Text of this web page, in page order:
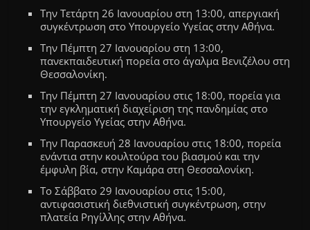
Την Τετάρτη 26 Ιανουαρίου στη 13:00, απεργιακή
συγκέντρωση στο Υπουργείο Υγείας στην Αθήνα.
Την Πέμπτη 27 Ιανουαρίου στη 13:00,
πανεκπαιδευτική πορεία στο άγαλμα Βενιζέλου στη
Θεσσαλονίκη.
Την Πέμπτη 27 Ιανουαρίου στις 18:00, πορεία για
την εγκληματική διαχείριση της πανδημίας στο
Υπουργείο Υγείας στην Αθήνα.
Την Παρασκευή 28 Ιανουαρίου στις 18:00, πορεία
ενάντια στην κουλτούρα του βιασμού και την
έμφυλη βία, στην Καμάρα στη Θεσσαλονίκη.
Το Σάββατο 29 Ιανουαρίου στις 15:00,
αντιφασιστική διεθνιστική συγκέντρωση, στην
πλατεία Ρηγίλλης στην Αθήνα.